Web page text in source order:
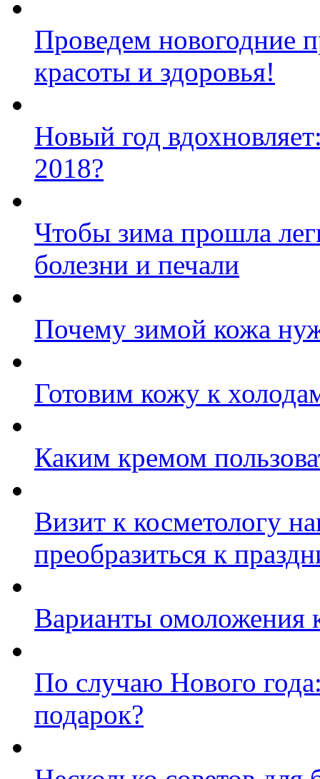
Проведем новогодние
красоты и здоровья!
Новый год
2018?
Чтобы зима прошла
болезни и печали
Почему зимой кожа
Готовим кожу к
Каким кремом
Визит к косметологу
преобразиться к
Варианты омоложения
По случаю Нового
подарок?